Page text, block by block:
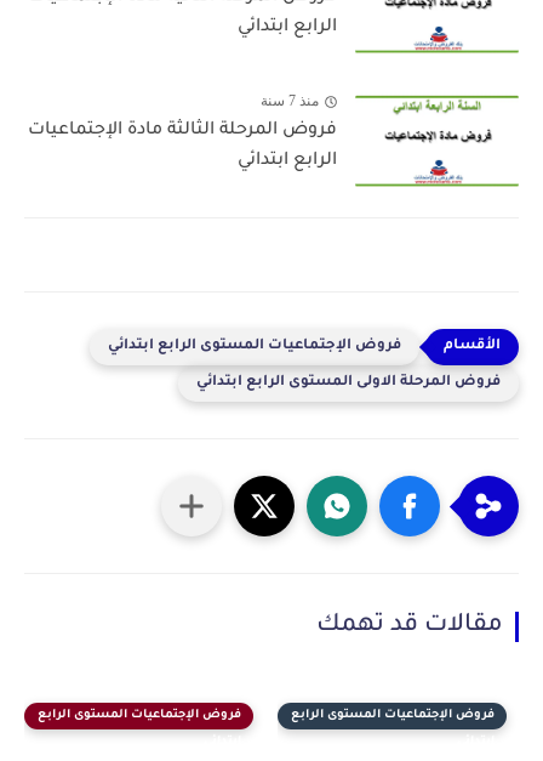
الرابع ابتدائي
منذ 7 سنة
فروض المرحلة الثالثة مادة الإجتماعيات
الرابع ابتدائي
فروض الإجتماعيات المستوى الرابع ابتدائي
فروض المرحلة الاولى المستوى الرابع ابتدائي
مقالات قد تهمك
فروض الإجتماعيات المستوى الرابع
فروض الإجتماعيات المستوى الرابع